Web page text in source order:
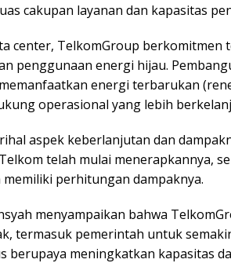
cakupan layanan dan kapasitas
center, TelkomGroup berkomitmen
penggunaan energi hijau.
energi terbarukan
operasional yang lebih
aspek keberlanjutan dan
telah mulai menerapkannya,
perhitungan dampaknya.
menyampaikan bahwa
termasuk pemerintah untuk
berupaya meningkatkan kapasitas